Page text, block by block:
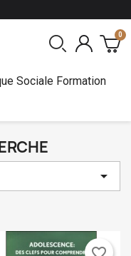
Sociale Formation
